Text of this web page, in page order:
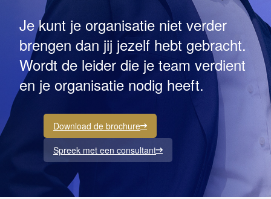
Je kunt je organisatie niet verder
brengen dan jij jezelf hebt gebracht.
Wordt de leider die je team verdient
en je organisatie nodig heeft.
Download de brochure
Spreek met een consultant